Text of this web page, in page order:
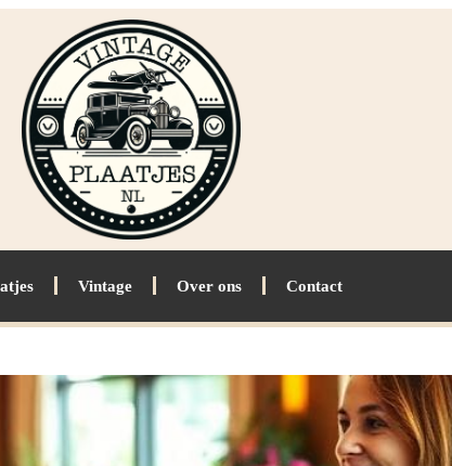
Vintage Over ons Contact